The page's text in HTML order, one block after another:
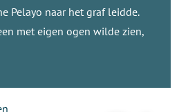
Pelayo naar het graf leidde.
met eigen ogen wilde zien,